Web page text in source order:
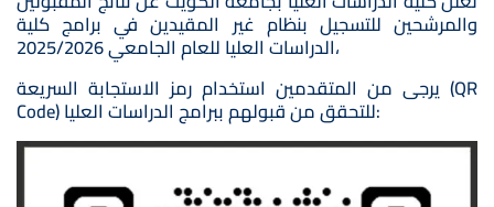
والمرشحين للتسجيل بنظام غير المقيدين في برامج كلية
الدراسات العليا للعام الجامعي 2025/2026،
يرجى من المتقدمين استخدام رمز الاستجابة السريعة (QR
Code) للتحقق من قبولهم ببرامج الدراسات العليا: